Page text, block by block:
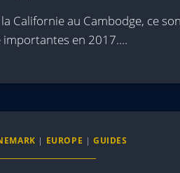
la Californie au Cambodge, ce
importantes en 2017….
| EUROPE | GUIDES